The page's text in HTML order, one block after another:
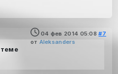
04 фев 2014 05:08 #7
от Aleksanders
теме